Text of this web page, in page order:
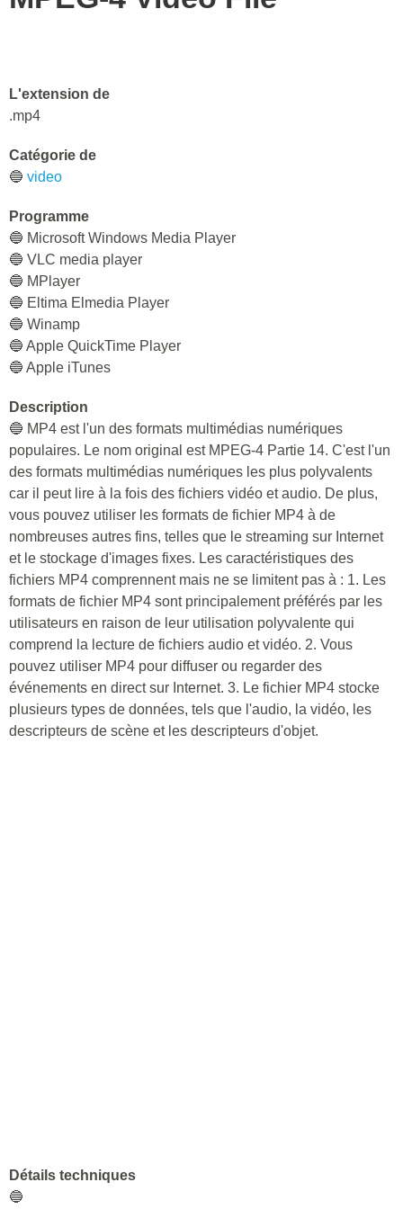
L'extension de
.mp4
Catégorie de
🔵 video
Programme
🔵 Microsoft Windows Media Player
🔵 VLC media player
🔵 MPlayer
🔵 Eltima Elmedia Player
🔵 Winamp
🔵 Apple QuickTime Player
🔵 Apple iTunes
Description
🔵 MP4 est l'un des formats multimédias numériques
populaires. Le nom original est MPEG-4 Partie 14. C'est l'un
des formats multimédias numériques les plus polyvalents
car il peut lire à la fois des fichiers vidéo et audio. De plus,
vous pouvez utiliser les formats de fichier MP4 à de
nombreuses autres fins, telles que le streaming sur Internet
et le stockage d'images fixes. Les caractéristiques des
fichiers MP4 comprennent mais ne se limitent pas à : 1. Les
formats de fichier MP4 sont principalement préférés par les
utilisateurs en raison de leur utilisation polyvalente qui
comprend la lecture de fichiers audio et vidéo. 2. Vous
pouvez utiliser MP4 pour diffuser ou regarder des
événements en direct sur Internet. 3. Le fichier MP4 stocke
plusieurs types de données, tels que l'audio, la vidéo, les
descripteurs de scène et les descripteurs d'objet.
Détails techniques
🔵